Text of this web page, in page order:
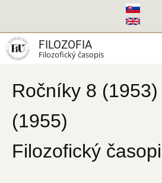
hlavný
obsah
FILOZOFIA
Filozofický časopis
Ročníky 8
(1955)
Filozofický